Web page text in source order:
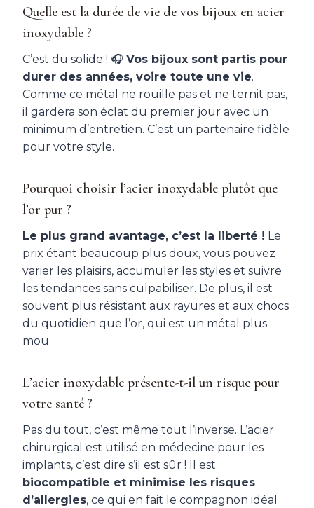
Quelle est la durée de vie de vos bijoux en acier
inoxydable ?
C’est du solide ! 🎧 Vos bijoux sont partis pour
durer des années, voire toute une vie.
Comme ce métal ne rouille pas et ne ternit pas,
il gardera son éclat du premier jour avec un
minimum d’entretien. C’est un partenaire fidèle
pour votre style.
Pourquoi choisir l’acier inoxydable plutôt que
l’or pur ?
Le plus grand avantage, c’est la liberté ! Le
prix étant beaucoup plus doux, vous pouvez
varier les plaisirs, accumuler les styles et suivre
les tendances sans culpabiliser. De plus, il est
souvent plus résistant aux rayures et aux chocs
du quotidien que l’or, qui est un métal plus
mou.
L’acier inoxydable présente-t-il un risque pour
votre santé ?
Pas du tout, c’est même tout l’inverse. L’acier
chirurgical est utilisé en médecine pour les
implants, c’est dire s’il est sûr ! Il est
biocompatible et minimise les risques
d’allergies, ce qui en fait le compagnon idéal